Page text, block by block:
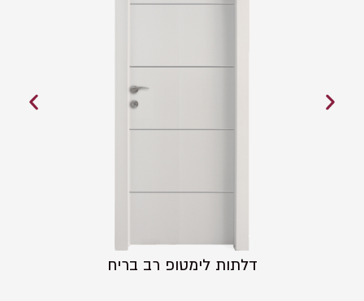
דלתות לימטופ רב בריח